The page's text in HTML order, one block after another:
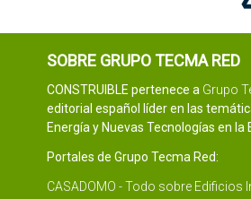
SOBRE GRUPO TECMA RED
CONSTRUIBLE pertenece a Grupo
editorial español líder en las
Energía y Nuevas Tecnologías en la
Portales de Grupo Tecma Red:
CASADOMO - Todo sobre Edificios